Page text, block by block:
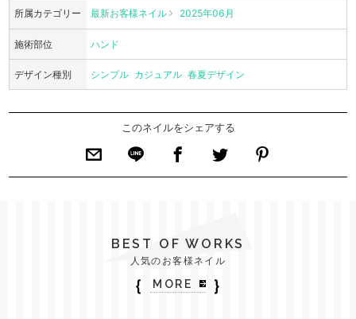
所属カテゴリー 最新お客様ネイル 2025年06月
施術部位 ハンド
デザイン種別 シンプル カジュアル 春夏デザイン
このネイルをシェアする
BEST OF WORKS
人気のお客様ネイル
｛ MORE ｝